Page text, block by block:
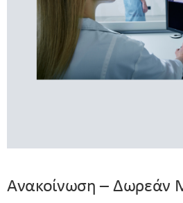
Ανακοίνωση – Δωρεάν